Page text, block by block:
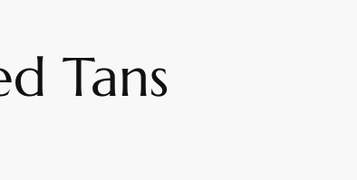
Tans